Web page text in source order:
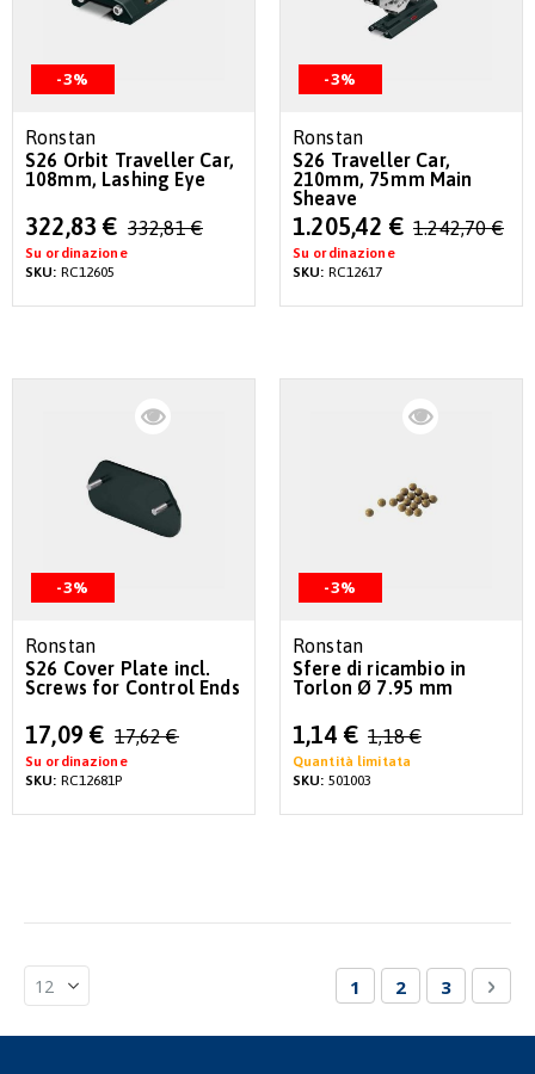
-3%
Ronstan
S26 Orbit Traveller Car,
108mm, Lashing Eye
Special
Price
322,83 € 332,81 €
Su ordinazione
SKU: RC12605
-3%
Ronstan
S26 Traveller Car,
210mm, 75mm Main
Sheave
Special
Price
1.205,42 € 1.242,70 €
Su ordinazione
SKU: RC12617
-3%
Ronstan
S26 Cover Plate incl.
Screws for Control Ends
Special
Price
17,09 € 17,62 €
Su ordinazione
SKU: RC12681P
-3%
Ronstan
Sfere di ricambio in
Torlon Ø 7.95 mm
Special
Price
1,14 € 1,18 €
Quantità limitata
SKU: 501003
Pagina
Attualmente stai
1 Pagina
2 Pagina
3